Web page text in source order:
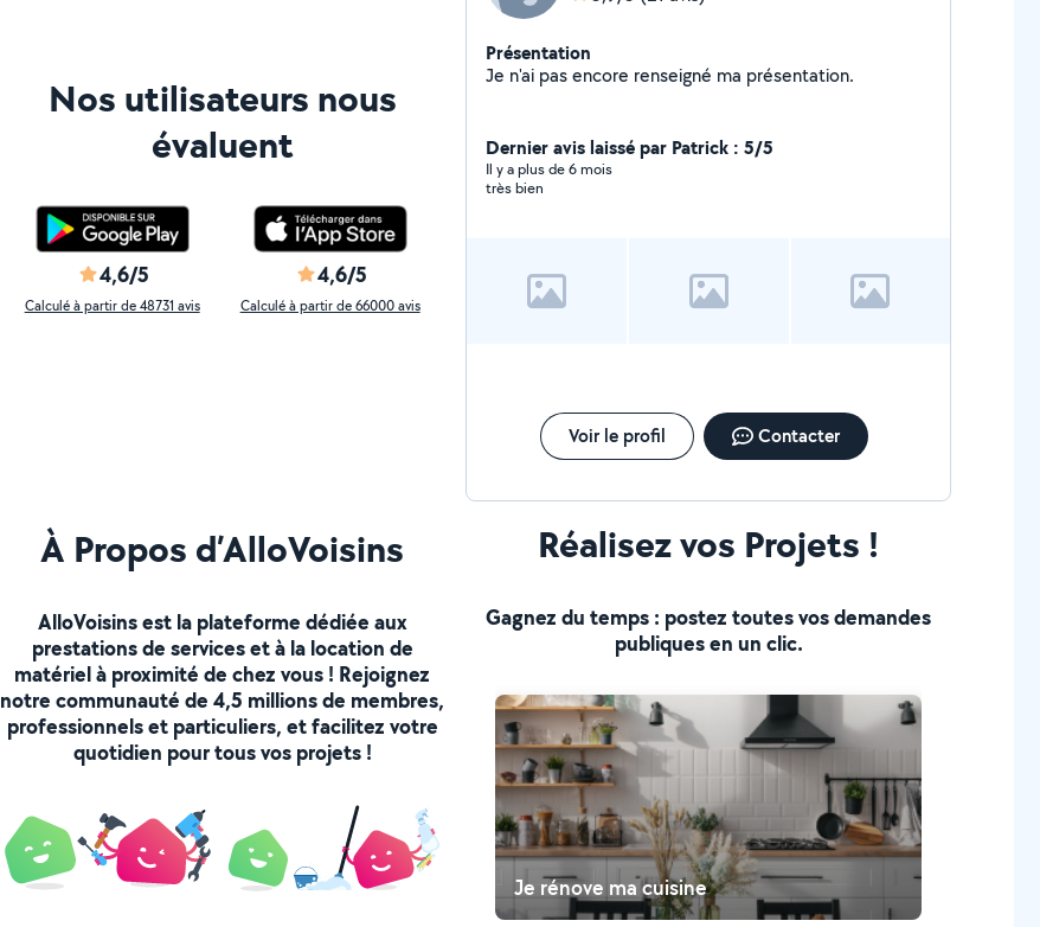
Nos utilisateurs nous
évaluent
4,6/5
Calculé à partir de 48731 avis
4,6/5
Calculé à partir de 66000 avis
Présentation
Je n'ai pas encore renseigné ma présentation.
Dernier avis laissé par Patrick : 5/5
Il y a plus de 6 mois
très bien
Voir le profil Contacter
À Propos d’AlloVoisins
AlloVoisins est la plateforme dédiée aux
prestations de services et à la location de
matériel à proximité de chez vous ! Rejoignez
notre communauté de 4,5 millions de membres,
professionnels et particuliers, et facilitez votre
quotidien pour tous vos projets !
Réalisez vos Projets !
Gagnez du temps : postez toutes vos demandes
publiques en un clic.
Je rénove ma cuisine